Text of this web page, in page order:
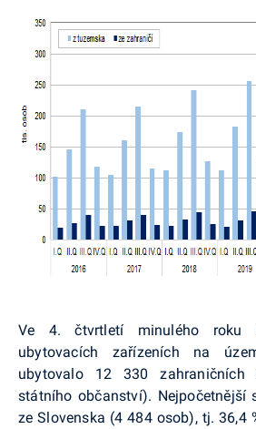
Ve 4. čtvrtletí minulého roku
ubytovacích zařízeních na
ubytovalo 12 330 zahraničních
státního občanství). Nejpočetnější
ze Slovenska (4 484 osob), tj. 36,4